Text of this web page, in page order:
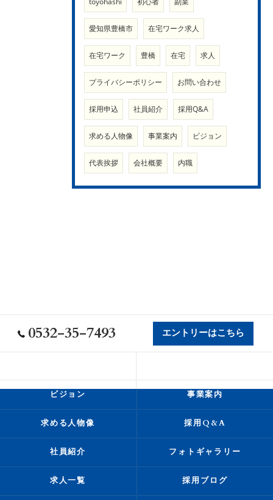
愛知県豊橋市 在宅ワーク求人
在宅ワーク 豊橋 在宅 求人
プライバシーポリシー お問い合わせ
採用申込 社員紹介 採用Q&A
求める人物像 事業案内 ビジョン
代表挨拶 会社概要 内職
0532-35-7493 エントリーはこちら
ビジョン 事業案内
求める人物像 採用Q&A
社員紹介 フォトギャラリー
求人一覧 採用ブログ